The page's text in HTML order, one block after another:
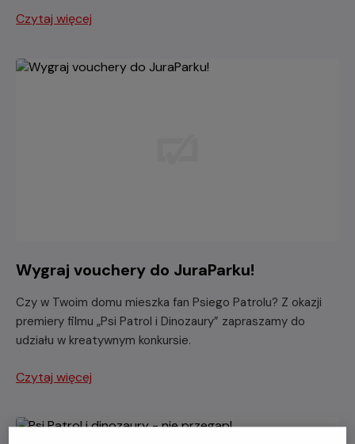
Czytaj więcej
Wygraj vouchery do JuraParku!
Czy w Twoim domu mieszka fan Psiego Patrolu? Z okazji
premiery filmu „Psi Patrol i Dinozaury” zapraszamy do
udziału w kreatywnym konkursie.
Czytaj więcej